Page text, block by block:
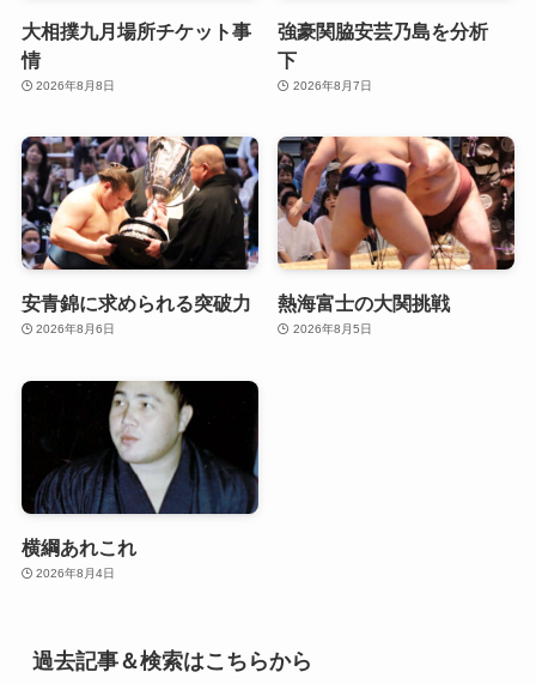
大相撲九月場所チケット事
情
2026年8月8日
強豪関脇安芸乃島を分析
下
2026年8月7日
安青錦に求められる突破力
2026年8月6日
熱海富士の大関挑戦
2026年8月5日
横綱あれこれ
2026年8月4日
過去記事＆検索はこちらから